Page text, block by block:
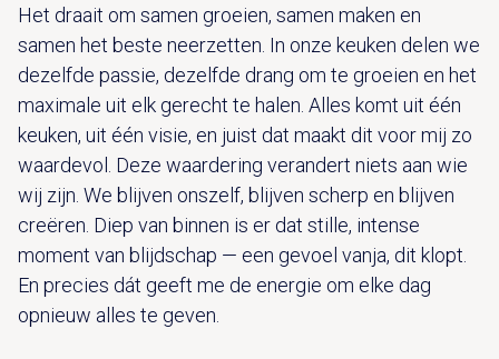
Het draait om samen groeien, samen maken en
samen het beste neerzetten. In onze keuken delen we
dezelfde passie, dezelfde drang om te groeien en het
maximale uit elk gerecht te halen. Alles komt uit één
keuken, uit één visie, en juist dat maakt dit voor mij zo
waardevol. Deze waardering verandert niets aan wie
wij zijn. We blijven onszelf, blijven scherp en blijven
creëren. Diep van binnen is er dat stille, intense
moment van blijdschap — een gevoel vanja, dit klopt.
En precies dát geeft me de energie om elke dag
opnieuw alles te geven.